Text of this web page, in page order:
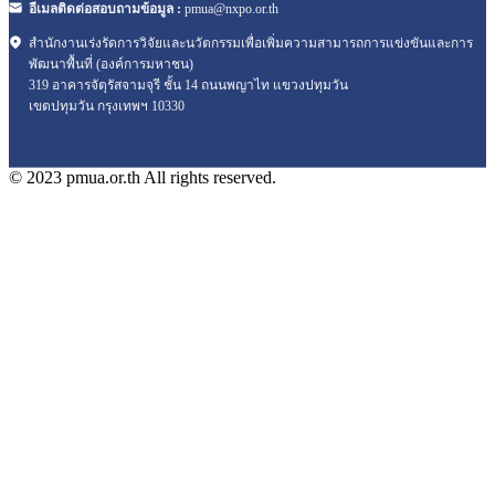
อีเมลติดต่อสอบถามข้อมูล : pmua@nxpo.or.th
สำนักงานเร่งรัดการวิจัยและนวัตกรรมเพื่อเพิ่มความสามารถการแข่งขันและการ
พัฒนาพื้นที่ (องค์การมหาชน)
319 อาคารจัตุรัสจามจุรี ชั้น 14 ถนนพญาไท แขวงปทุมวัน
เขตปทุมวัน กรุงเทพฯ 10330
© 2023 pmua.or.th All rights reserved.